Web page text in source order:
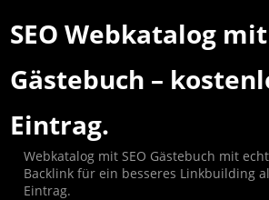
SEO Webkatalog mit
Gästebuch –
Eintrag.
Webkatalog mit SEO Gästebuch mit
Backlink für ein besseres Linkbuilding
Eintrag.